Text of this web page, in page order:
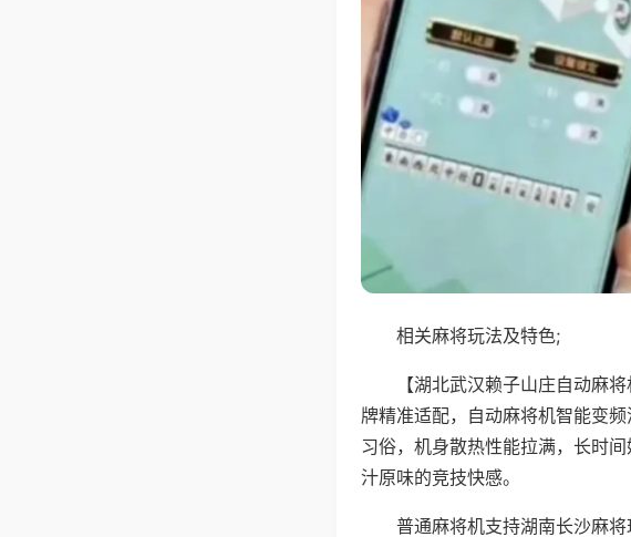
相关麻将玩法及特色;
【湖北武汉赖子山庄自动麻
牌精准适配，自动麻将机智能变
习俗，机身散热性能拉满，长时
汁原味的竞技快感。
普通麻将机支持湖南长沙麻